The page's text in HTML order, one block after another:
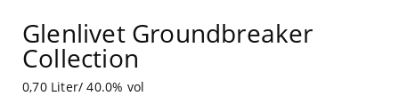
Glenlivet Groundbreaker
Collection
0,70 Liter/ 40.0% vol